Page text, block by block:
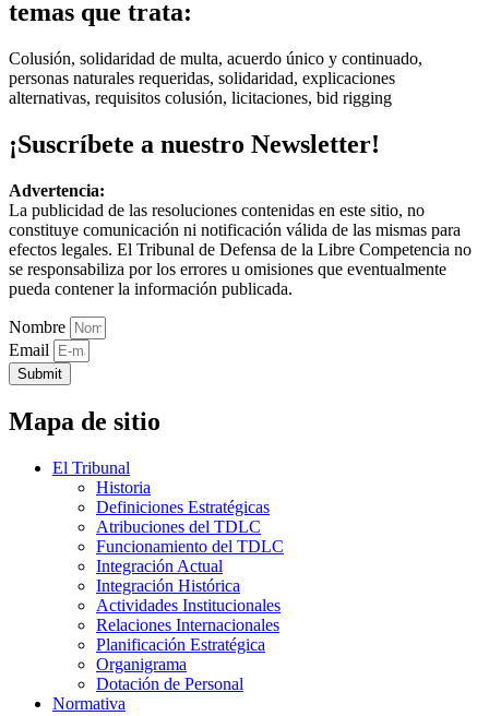
temas que trata:
Colusión, solidaridad de multa, acuerdo único y continuado,
personas naturales requeridas, solidaridad, explicaciones
alternativas, requisitos colusión, licitaciones, bid rigging
¡Suscríbete a nuestro Newsletter!
Advertencia:
La publicidad de las resoluciones contenidas en este sitio, no
constituye comunicación ni notificación válida de las mismas para
efectos legales. El Tribunal de Defensa de la Libre Competencia no
se responsabiliza por los errores u omisiones que eventualmente
pueda contener la información publicada.
Nombre
Email
Submit
Mapa de sitio
El Tribunal
Historia
Definiciones Estratégicas
Atribuciones del TDLC
Funcionamiento del TDLC
Integración Actual
Integración Histórica
Actividades Institucionales
Relaciones Internacionales
Planificación Estratégica
Organigrama
Dotación de Personal
Normativa